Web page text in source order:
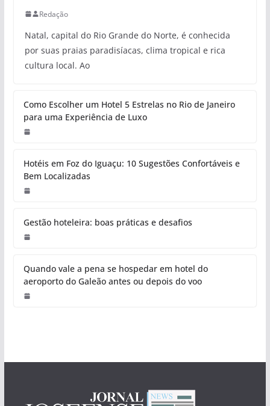
Redação
Natal, capital do Rio Grande do Norte, é conhecida
por suas praias paradisíacas, clima tropical e rica
cultura local. Ao
Como Escolher um Hotel 5 Estrelas no Rio de Janeiro
para uma Experiência de Luxo
Hotéis em Foz do Iguaçu: 10 Sugestões Confortáveis e
Bem Localizadas
Gestão hoteleira: boas práticas e desafios
Quando vale a pena se hospedar em hotel do
aeroporto do Galeão antes ou depois do voo